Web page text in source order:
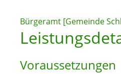
Bürgeramt [Gemeinde
Voraussetzungen